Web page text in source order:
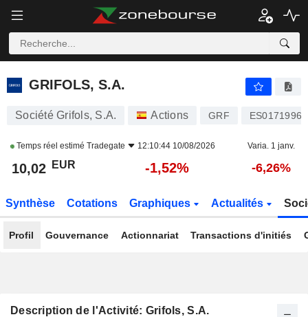
GRIFOLS, S.A.
GRIFOLS, S.A.
Société Grifols, S.A. Actions GRF
Temps réel estimé Tradegate 12:10:44 10/08/2026 Varia. 1 janv.
10,02 EUR -1,52% -6,26%
Synthèse Cotations Graphiques Actualités
Profil Gouvernance Actionnariat Transactions d'initiés
Description de l'Activité: Grifols, S.A.